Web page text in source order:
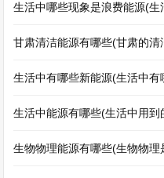
生活中哪些现象是浪费能源(
甘肃清洁能源有哪些(甘肃的清
生活中有哪些新能源(生活中有
生活中能源有哪些(生活中用到
生物物理能源有哪些(生物物理